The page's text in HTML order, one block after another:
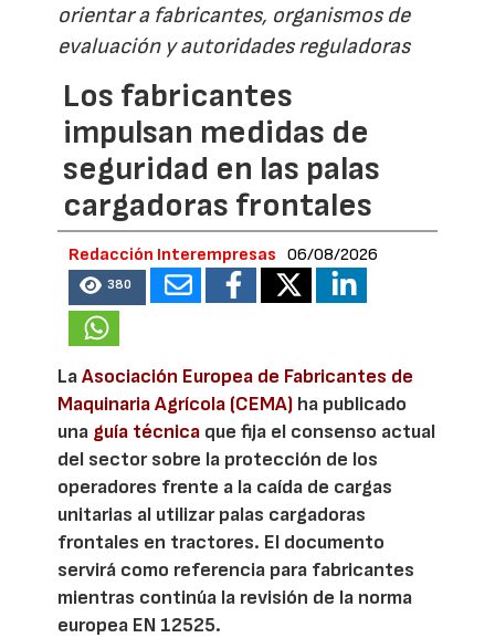
orientar a fabricantes, organismos de
evaluación y autoridades reguladoras
Los fabricantes
impulsan medidas de
seguridad en las palas
cargadoras frontales
Redacción Interempresas 06/08/2026
380
LaAsociación Europea de Fabricantes de
Maquinaria Agrícola (CEMA) ha publicado
una guía técnica que fija el consenso actual
del sector sobre la protección de los
operadores frente a la caída de cargas
unitarias al utilizar palas cargadoras
frontales en tractores. El documento
servirá como referencia para fabricantes
mientras continúa la revisión de la norma
europea EN 12525.